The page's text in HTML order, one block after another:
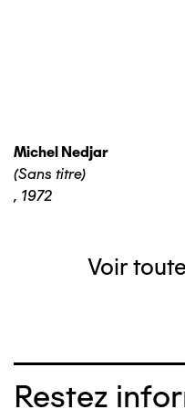
Michel Nedjar
(Sans titre)
, 1972
Voir
Restez